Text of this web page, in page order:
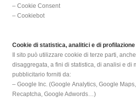
– Cookie Consent
– Cookiebot
Cookie di statistica, analitici e di
Il sito può utilizzare cookie di terze parti,
disaggregata, a fini di statistica, di analisi e di
pubblicitario forniti da:
– Google Inc. (Google Analytics, Google
Recaptcha, Google Adwords…)